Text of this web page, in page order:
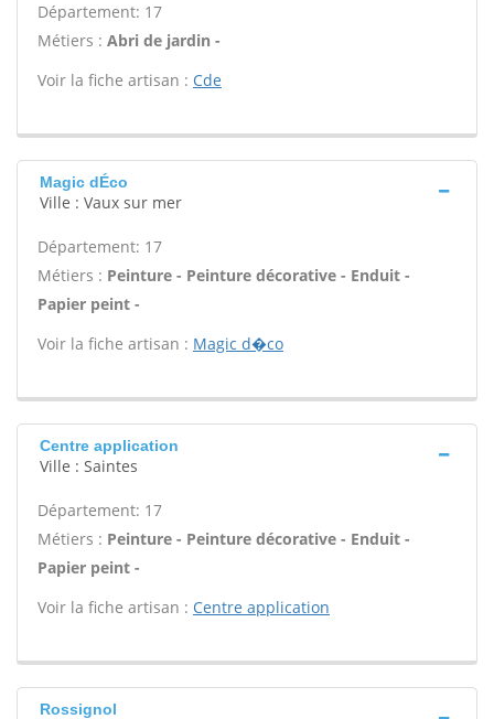
Département: 17
Métiers : Abri de jardin -
Voir la fiche artisan : Cde
Magic dÉco
Ville : Vaux sur mer
Département: 17
Métiers : Peinture - Peinture décorative - Enduit -
Papier peint -
Voir la fiche artisan : Magic d�co
Centre application
Ville : Saintes
Département: 17
Métiers : Peinture - Peinture décorative - Enduit -
Papier peint -
Voir la fiche artisan : Centre application
Rossignol